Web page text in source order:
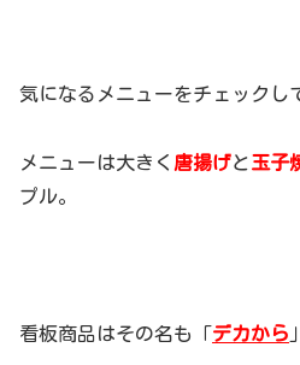
気になるメニューをチェック
メニューは大きく 唐揚げと玉子
プル。
看板商品はその名も「デカから